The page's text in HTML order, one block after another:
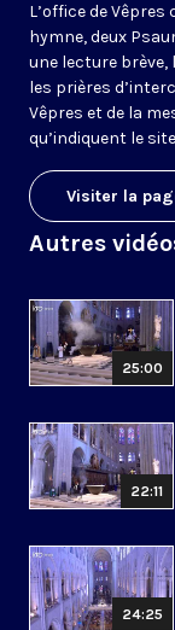
L’office de
hymne, deux
une lecture
les prières
Vêpres et de la
qu’indiquent le site
Visiter la
Autres
25:00
22:11
24:25